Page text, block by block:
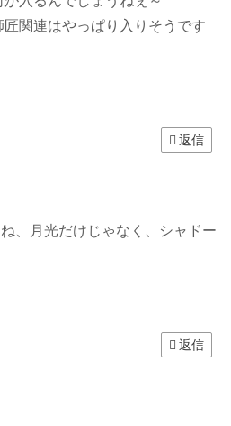
関連はやっぱり入りそうです
返信
、月光だけじゃなく、シャドー
返信